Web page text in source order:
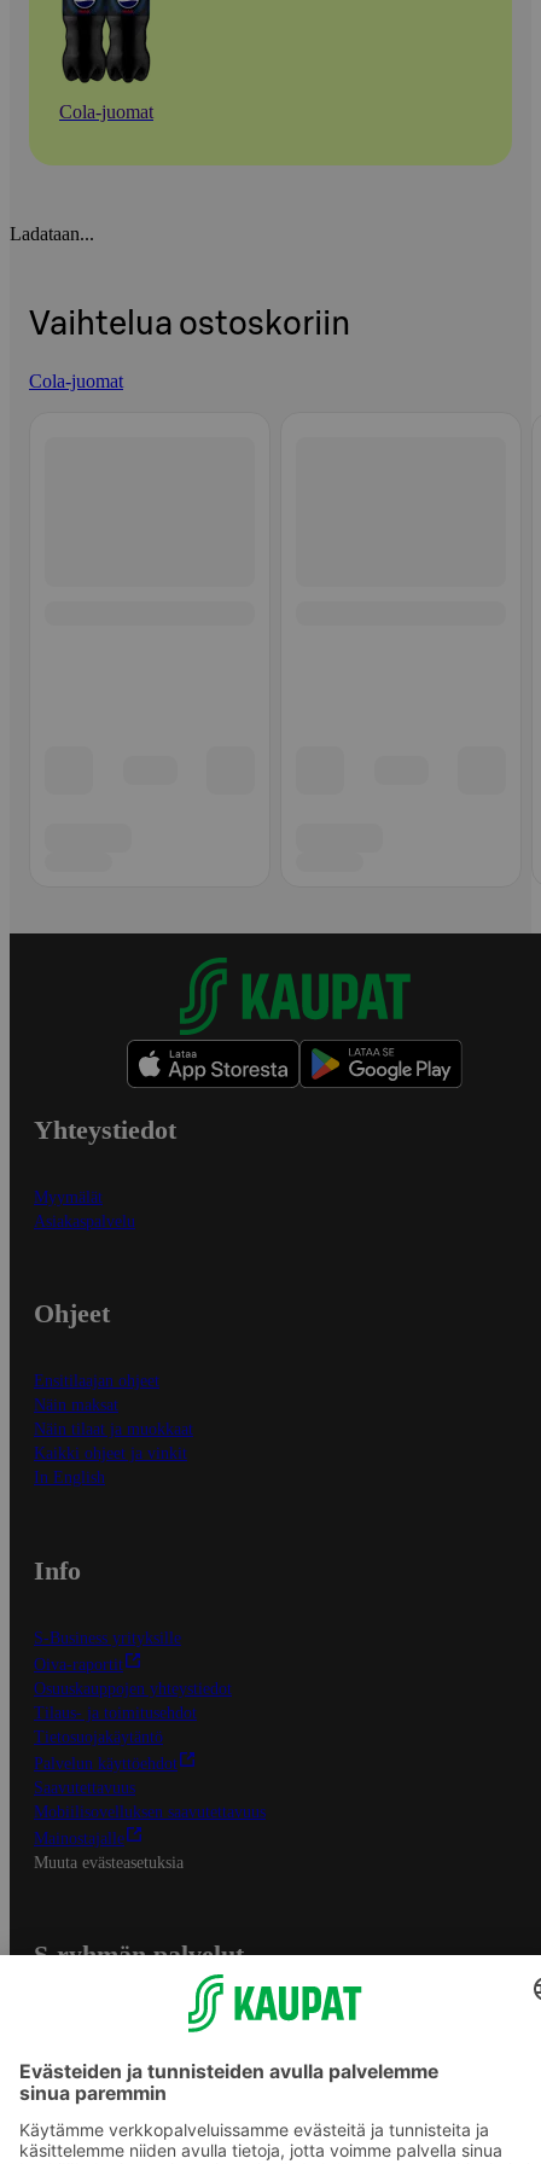
Cola-juomat
Ladataan...
Vaihtelua ostoskoriin
Cola-juomat
Yhteystiedot
Myymälät
Asiakaspalvelu
Ohjeet
Ensitilaajan ohjeet
Näin maksat
Näin tilaat ja muokkaat
Kaikki ohjeet ja vinkit
In English
Info
S-Business yrityksille
Oiva-raportit
Osuuskauppojen yhteystiedot
Tilaus- ja toimitusehdot
Tietosuojakäytäntö
Palvelun käyttöehdot
Saavutettavuus
Mobiilisovelluksen saavutettavuus
Mainostajalle
Muuta evästeasetuksia
S-ryhmän palvelut
Yhteishyvä Ruoka -sovellus
S-ostoslista -sovellus
Prisma.fi
Sokos.fi